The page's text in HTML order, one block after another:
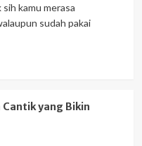
kamu merasa
sudah pakai
yang Bikin